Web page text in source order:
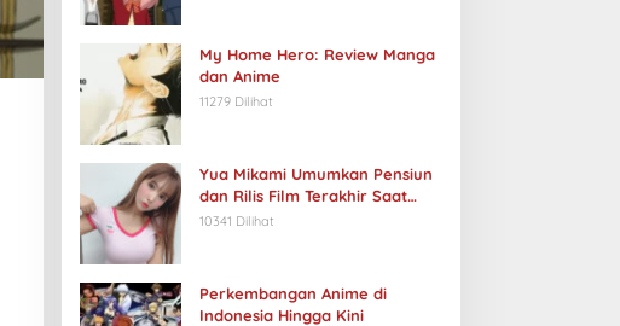
My Home Hero: Review Manga
dan Anime
11279 Dilihat
Yua Mikami Umumkan Pensiun
dan Rilis Film Terakhir Saat
Ulang Tahun
10341 Dilihat
Perkembangan Anime di
Indonesia Hingga Kini